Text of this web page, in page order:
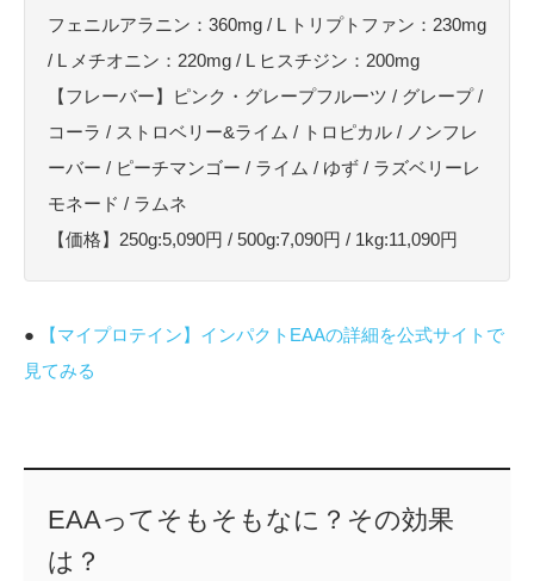
フェニルアラニン：360mg / L トリプトファン：230mg
/ L メチオニン：220mg / L ヒスチジン：200mg
【フレーバー】ピンク・グレープフルーツ / グレープ /
コーラ / ストロベリー&ライム / トロピカル / ノンフレ
ーバー / ピーチマンゴー / ライム / ゆず / ラズベリーレ
モネード / ラムネ
【価格】250g:5,090円 / 500g:7,090円 / 1kg:11,090円
●
【マイプロテイン】インパクトEAAの詳細を公式サイトで
見てみる
EAAってそもそもなに？その効果
は？